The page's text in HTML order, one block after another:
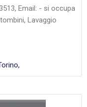
Email: - si occupa
Lavaggio